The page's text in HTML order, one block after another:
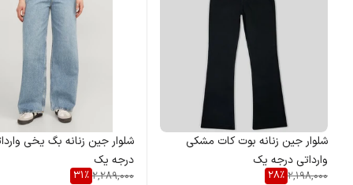
شلوار جین زنانه بوت کات مشکی
وارداتی درجه یک
2,198,000
28%
شلوار جین زنانه بگ یخی
درجه یک
2,289,000
31%